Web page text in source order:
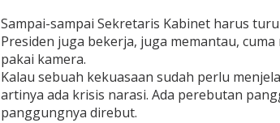
Sampai-sampai Sekretaris Kabinet harus
Presiden juga bekerja, juga memantau,
pakai kamera.
Kalau sebuah kekuasaan sudah perlu
artinya ada krisis narasi. Ada perebutan
panggungnya direbut.